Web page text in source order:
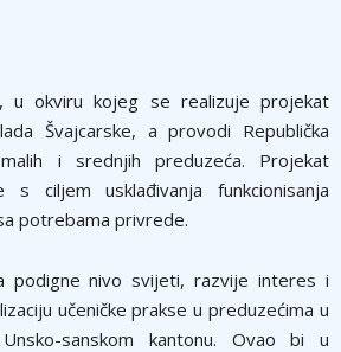
u okviru kojeg se realizuje projekat
Švajcarske, a provodi Republička
i srednjih preduzeća. Projekat
s ciljem usklađivanja funkcionisanja
potrebama privrede.
podigne nivo svijeti, razvije interes i
učeničke prakse u preduzećima u
sanskom kantonu. Ovao bi u